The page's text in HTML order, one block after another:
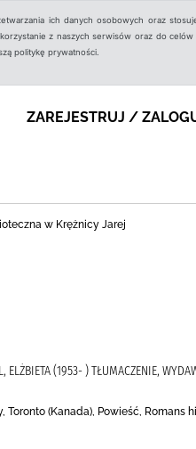
ich danych osobowych oraz
z naszych serwisów oraz do
politykę prywatności.
ZAREJESTRUJ /
w Krężnicy Jarej
ELŻBIETA (1953- ) TŁUMACZENIE,
(Kanada), Powieść, Romans